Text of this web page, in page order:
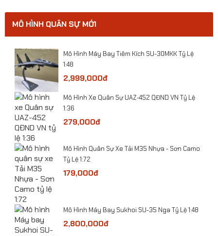
Mô hình Máy bay SU-57E tỷ lệ 1:100
MÔ HÌNH QUÂN SỰ MỚI
Mô Hình Máy Bay Tiêm Kích SU-30MKK Tỷ Lệ
1:48
2,999,000đ
Mô Hình Xe Quân Sự UAZ-452 QĐND VN Tỷ Lệ
1:36
279,000đ
​Mô Hình Quân Sự Xe Tải M35 Nhựa - Sơn Camo
Tỷ Lệ 1:72
179,000đ
Mô Hình Máy Bay Sukhoi SU-35 Nga Tỷ Lệ 1:48
2,800,000đ